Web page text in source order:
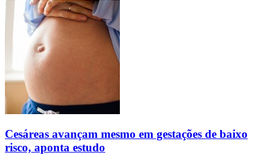
Cesáreas avançam mesmo em gestações de baixo
risco, aponta estudo